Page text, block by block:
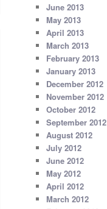
June 2013
May 2013
April 2013
March 2013
February 2013
January 2013
December 2012
November 2012
October 2012
September 2012
August 2012
July 2012
June 2012
May 2012
April 2012
March 2012